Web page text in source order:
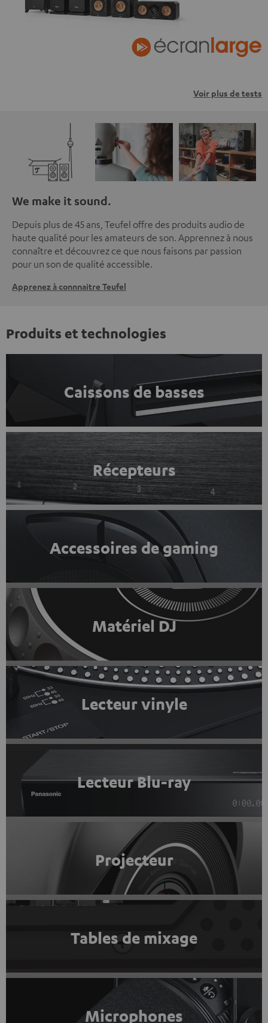
Voir plus de tests
We make it sound.
Depuis plus de 45 ans, Teufel offre des produits audio de
haute qualité pour les amateurs de son. Apprennez à nous
connaître et découvrez ce que nous faisons par passion
pour un son de qualité accessible.
Apprenez à connnaitre Teufel
Produits et technologies
Caissons de basses
Récepteurs
Accessoires de gaming
Matériel DJ
Lecteur vinyle
Lecteur Blu-ray
Projecteur
Tables de mixage
Microphones